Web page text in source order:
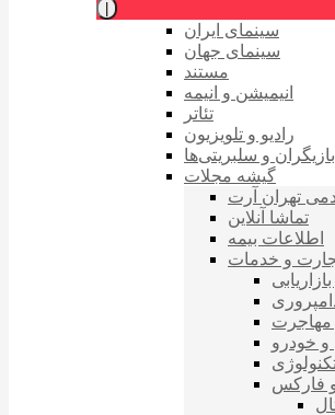
سینمای ایران
سینمای جهان
مستند
انیمیشن و انیمه
تئاتر
رادیو و تلویزیون
بازیگران و سلبریتی‌ها
گیشه مجلات
تهران آرت
تماشا آنلاین
اطلاعات بیمه
و خدمات
خودرو
و فارکس